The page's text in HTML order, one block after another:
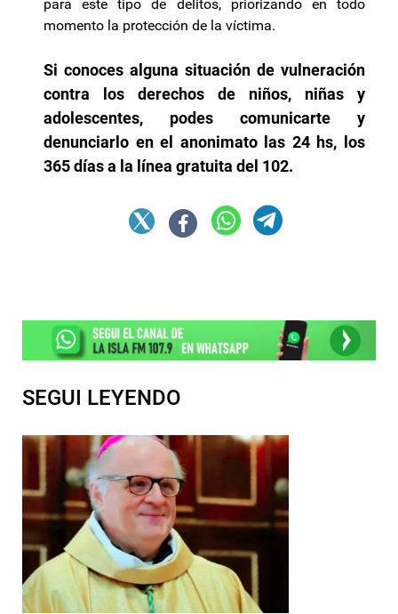
para este tipo de delitos, priorizando en todo
momento la protección de la víctima.
Si conoces alguna situación de vulneración
contra los derechos de niños, niñas y
adolescentes, podes comunicarte y
denunciarlo en el anonimato las 24 hs, los
365 días a la línea gratuita del 102.
SEGUI LEYENDO